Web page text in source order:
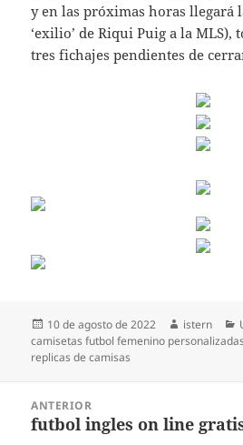
y en las próximas horas llegará
‘exilio’ de Riqui Puig a la MLS),
tres fichajes pendientes de
Publicado
el
10 de agosto de 2022 Autor
istern
camisetas futbol femenino personalizadas
replicas de camisas
entradas
ANTERIOR
Entrada
futbol ingles on line